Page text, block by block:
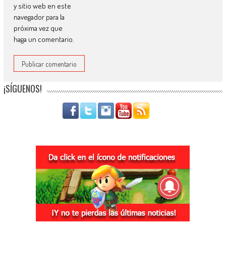
y sitio web en este
navegador para la
próxima vez que
haga un comentario.
¡SÍGUENOS!